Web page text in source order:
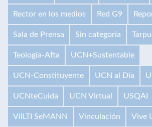
Rector en los medios Red G9
Sala de Prensa Sin categoría
Teología-Afta UCN+Sustentable
UCN-Constituyente UCN al Día
UCNteCuida UCN Virtual USQAI
VilLTI SeMANN Vinculación Vive